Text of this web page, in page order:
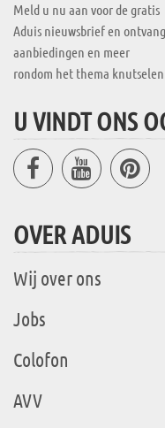
Meld u nu aan voor de gratis
Aduis nieuwsbrief en
aanbiedingen en meer
rondom het thema
U VINDT ONS
OVER ADUIS
Wij over ons
Jobs
Colofon
AVV